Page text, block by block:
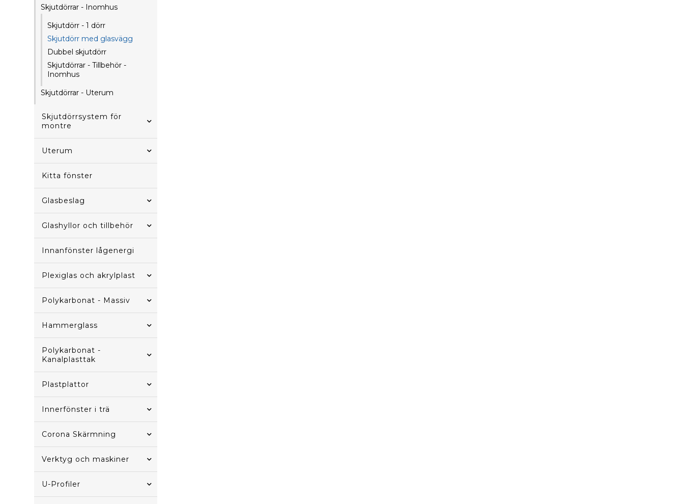
Skjutdörrar - Inomhus
Skjutdörr - 1 dörr
Skjutdörr med glasvägg
Dubbel skjutdörr
Skjutdörrar - Tillbehör -
Inomhus
Skjutdörrar - Uterum
Skjutdörrsystem för
montre
Uterum
Kitta fönster
Glasbeslag
Glashyllor och tillbehör
Innanfönster lågenergi
Plexiglas och akrylplast
Polykarbonat - Massiv
Hammerglass
Polykarbonat -
Kanalplasttak
Plastplattor
Innerfönster i trä
Corona Skärmning
Verktyg och maskiner
U-Profiler